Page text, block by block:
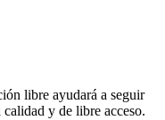
libre ayudará a seguir
y de libre acceso.